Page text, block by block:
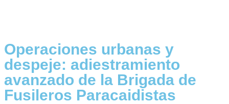
Operaciones urbanas y
despeje: adiestramiento
avanzado de la Brigada de
Fusileros Paracaidistas